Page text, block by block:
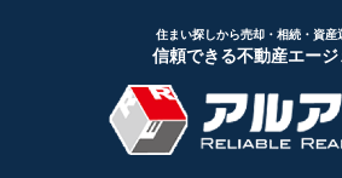
住まい探しから売却・相続・資産
信頼できる不動産エージ